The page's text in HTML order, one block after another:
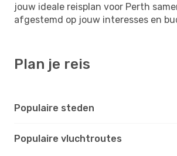
jouw ideale reisplan voor Perth
afgestemd op jouw interesses en
Plan je reis
Populaire steden
Populaire vluchtroutes